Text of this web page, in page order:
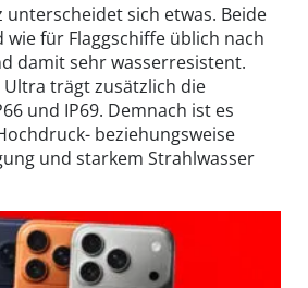
unterscheidet sich etwas. Beide
für Flaggschiffe üblich nach
damit sehr wasserresistent.
Ultra trägt zusätzlich die
und IP69. Demnach ist es
beziehungsweise
und starkem Strahlwasser